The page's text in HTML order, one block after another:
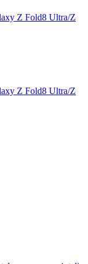
Z Fold8 Ultra/Z
Z Fold8 Ultra/Z